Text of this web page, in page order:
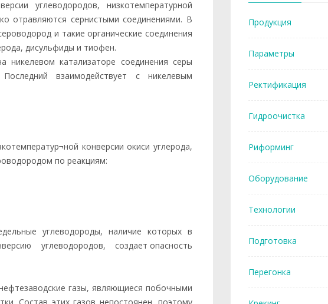
углеводородов, низкотемпературной
отравляются сернистыми соединениями. В
и такие органические соединения
дисульфиды и тиофен.
никелевом катализаторе соединения серы
взаимодействует с никелевым
конверсии окиси углерода,
по реакциям:
углеводороды, наличие которых в
углеводородов, создает опасность
газы, являющиеся побочными
Продукция
Параметры
Ректификация
Гидроочистка
Риформинг
Оборудование
Технологии
Подготовка
Перегонка